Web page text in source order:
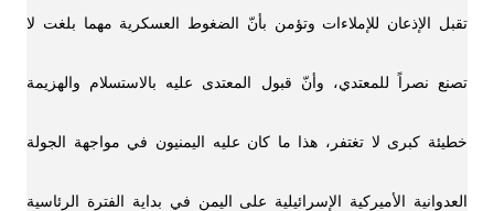
تقبل الإذعان للإملاءات وتؤمن بأنّ الضغوط العسكرية مهما بلغت لا
تصنع نصراً للمعتدي، وأنّ قبول المعتدى عليه بالاستسلام والهزيمة
خطيئة كبرى لا تغتفر، هذا ما كان عليه اليمنيون في مواجهة الجولة
العدوانية الأميركية الإسرائيلية على اليمن في بداية الفترة الرئاسية